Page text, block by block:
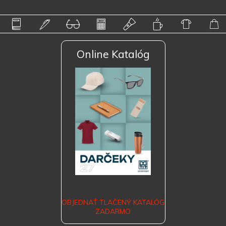
Online Katalóg
OBJEDNAŤ TLAČENÝ KATALÓG
ZADARMO